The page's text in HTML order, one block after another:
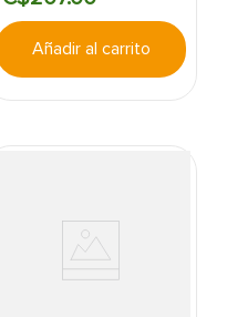
Añadir al carrito